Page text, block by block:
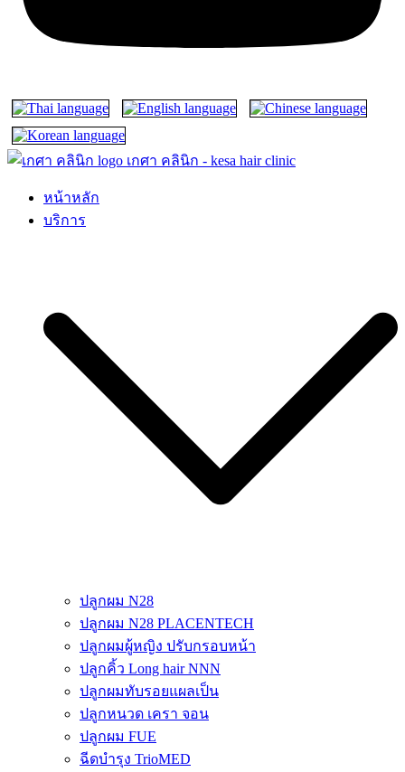
เกศา คลินิก – kesa hair clinic
kesa hair ปลูกผม ปลูกคิ้ว รักษาผมร่วง ผมบาง
หน้าหลัก
บริการ
ปลูกผม N28
ปลูกผม N28 PLACENTECH
ปลูกผมผู้หญิง ปรับกรอบหน้า
ปลูกคิ้ว Long hair NNN
ปลูกผมทับรอยแผลเป็น
ปลูกหนวด เครา จอน
ปลูกผม FUE
ฉีดบำรุง TrioMED